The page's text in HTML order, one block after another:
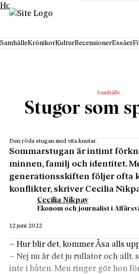
Hoppa till innehåll
SamhälleKrönikorKulturRecensionerEssäer
Samhälle
Stugor som
Den röda stugan med vita knutar.
Sommarstugan är intimt
minnen, familj och identitet.
generationsskiften följer ofta
konflikter, skriver Cecilia
Cecilia Nikpay
Ekonom och journalist i
12 juni 2022
– Hur blir det, kommer Åsa alls
– Nej nu är det ju rullator och allt,
inte i båten. Men ringer gör hon